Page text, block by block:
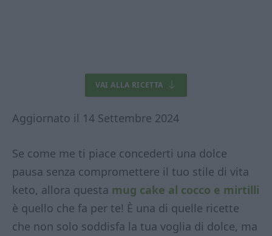
VAI ALLA RICETTA
Aggiornato il 14 Settembre 2024
Se come me ti piace concederti una dolce
pausa senza compromettere il tuo stile di vita
keto, allora questa mug cake al cocco e mirtilli
è quello che fa per te! È una di quelle ricette
che non solo soddisfa la tua voglia di dolce, ma